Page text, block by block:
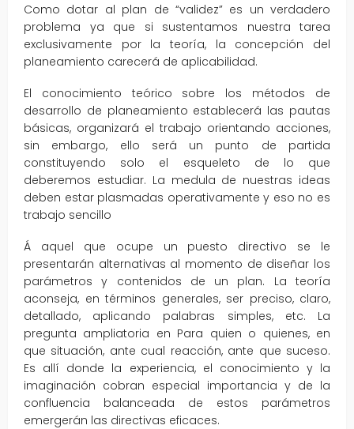
Como dotar al plan de “validez” es un verdadero
problema ya que si sustentamos nuestra tarea
exclusivamente por la teoría, la concepción del
planeamiento carecerá de aplicabilidad.
El conocimiento teórico sobre los métodos de
desarrollo de planeamiento establecerá las pautas
básicas, organizará el trabajo orientando acciones,
sin embargo, ello será un punto de partida
constituyendo solo el esqueleto de lo que
deberemos estudiar. La medula de nuestras ideas
deben estar plasmadas operativamente y eso no es
trabajo sencillo
Á aquel que ocupe un puesto directivo se le
presentarán alternativas al momento de diseñar los
parámetros y contenidos de un plan. La teoría
aconseja, en términos generales, ser preciso, claro,
detallado, aplicando palabras simples, etc. La
pregunta ampliatoria en Para quien o quienes, en
que situación, ante cual reacción, ante que suceso.
Es allí donde la experiencia, el conocimiento y la
imaginación cobran especial importancia y de la
confluencia balanceada de estos parámetros
emergerán las directivas eficaces.